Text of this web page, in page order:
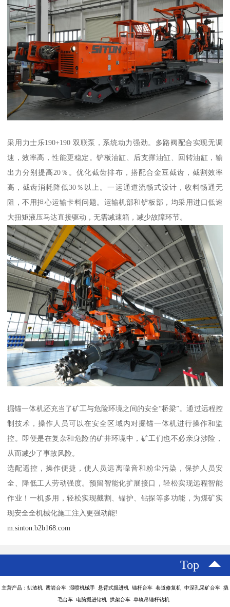
采用力士乐190+190 双联泵，系统动力强劲。多路阀配合实现无调
速，效率高，性能更稳定。铲板油缸、后支撑油缸、回转油缸，输
出力分别提高20％。优化截齿排布，搭配合金豆截齿，截割效率
高，截齿消耗降低30％以上。一运通道流畅式设计，收料畅通无
阻，不用担心运输卡料问题。运输机部和铲板部，均采用进口低速
大扭矩液压马达直接驱动，无需减速箱，减少故障环节。
掘锚一体机还充当了矿工与危险环境之间的安全“桥梁”。通过远程控
制技术，操作人员可以在安全区域内对掘锚一体机进行操作和监
控。即便是在复杂和危险的矿井环境中，矿工们也不必亲身涉险，
从而减少了事故风险。
选配遥控，操作便捷，使人员远离噪音和粉尘污染，保护人员安
全、降低工人劳动强度。预留智能化扩展接口，轻松实现远程智能
作业！一机多用，轻松实现截割、锚护、钻探等多功能，为煤矿实
现安全全机械化施工注入更强动能!
m.sinton.b2b168.com
Top
主营产品：扒渣机 凿岩台车 湿喷机械手 悬臂式掘进机 锚杆台车 巷道修复机 中深孔采矿台车 撬
毛台车 电脑掘进钻机 拱架台车 单轨吊锚杆钻机